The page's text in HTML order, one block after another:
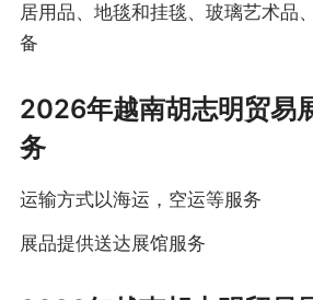
居用品、地毯和挂毯、玻璃艺术品
备
2026年越南胡志明贸易
务
运输方式以海运，空运等服务
展品提供送达展馆服务